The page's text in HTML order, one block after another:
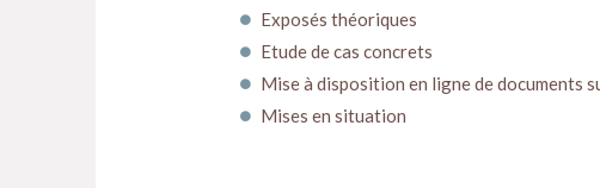
Exposés théoriques
Etude de cas concrets
Mise à disposition en ligne de documents
Mises en situation